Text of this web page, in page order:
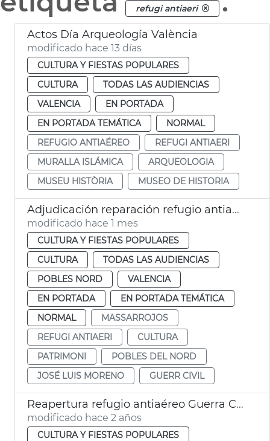
refugi antiaeri
Actos Día Arqueología València
modificado hace 13 días
CULTURA Y FIESTAS POPULARES
CULTURA
TODAS LAS AUDIENCIAS
VALENCIA
EN PORTADA
EN PORTADA TEMÁTICA
NORMAL
REFUGIO ANTIAÉREO
REFUGI ANTIAERI
MURALLA ISLÁMICA
ARQUEOLOGIA
MUSEU HISTÒRIA
MUSEO DE HISTORIA
Adjudicación reparación refugio antiaéreo Massarrojos València
modificado hace 1 mes
CULTURA Y FIESTAS POPULARES
CULTURA
TODAS LAS AUDIENCIAS
POBLES NORD
VALENCIA
EN PORTADA
EN PORTADA TEMÁTICA
NORMAL
MASSARROJOS
REFUGI ANTIAERI
CULTURA
PATRIMONI
POBLES DEL NORD
JOSÉ LUIS MORENO
GUERR CIVIL
Reapertura refugio antiaéreo Guerra Civil
modificado hace 2 años
CULTURA Y FIESTAS POPULARES